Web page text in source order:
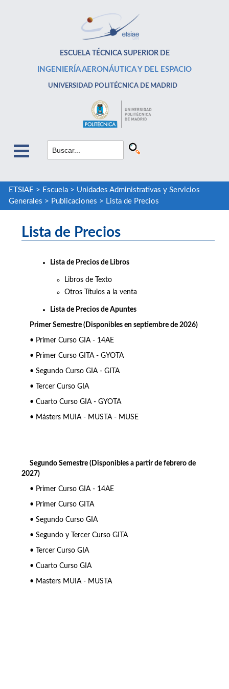
ESCUELA TÉCNICA SUPERIOR DE
INGENIERÍA AERONÁUTICA Y DEL ESPACIO
UNIVERSIDAD POLITÉCNICA DE MADRID
ETSIAE > Escuela> Unidades Administrativas y Servicios
Generales > Publicaciones > Lista de Precios
Lista de Precios
Lista de Precios de Libros
Libros de Texto
Otros Títulos a la venta
Lista de Precios de Apuntes
Primer Semestre (Disponibles en septiembre de 2026)
• Primer Curso GIA - 14AE
• Primer Curso GITA - GYOTA
• Segundo Curso GIA - GITA
• Tercer Curso GIA
• Cuarto Curso GIA - GYOTA
• Másters MUIA - MUSTA - MUSE
Segundo Semestre (Disponibles a partir de febrero de
2027)
• Primer Curso GIA - 14AE
• Primer Curso GITA
• Segundo Curso GIA
• Segundo y Tercer Curso GITA
• Tercer Curso GIA
• Cuarto Curso GIA
• Masters MUIA - MUSTA